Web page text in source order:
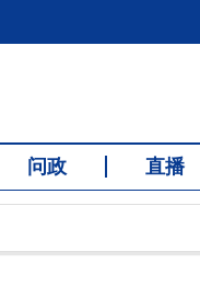
问政 直播